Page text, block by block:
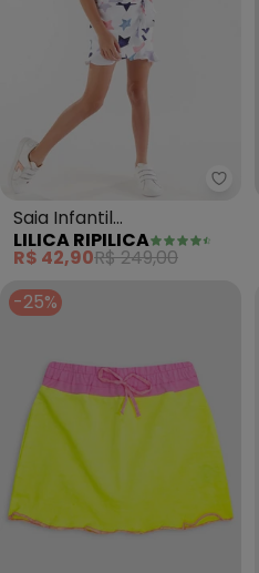
Saia Infantil
Menina(Branco)
LILICA RIPILICA
R$ 42,90R$ 249,00
-25%